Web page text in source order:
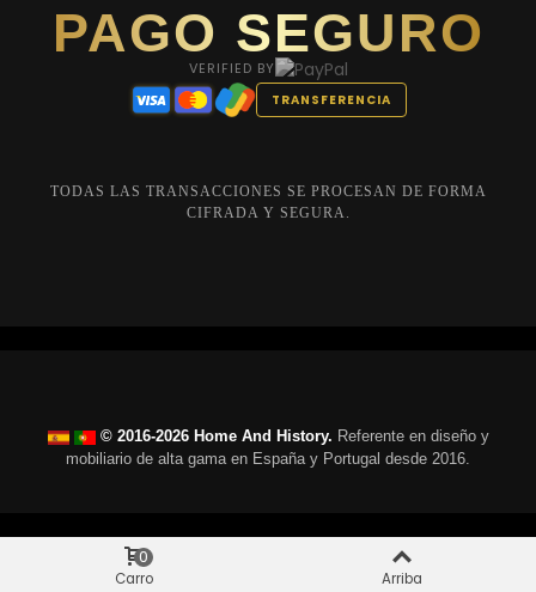
PAGO SEGURO
VERIFIED BY
TRANSFERENCIA
TODAS LAS TRANSACCIONES SE PROCESAN DE FORMA
CIFRADA Y SEGURA.
© 2016-2026 Home And History. Referente en diseño y
mobiliario de alta gama en España y Portugal desde 2016.
Carro
0
Arriba